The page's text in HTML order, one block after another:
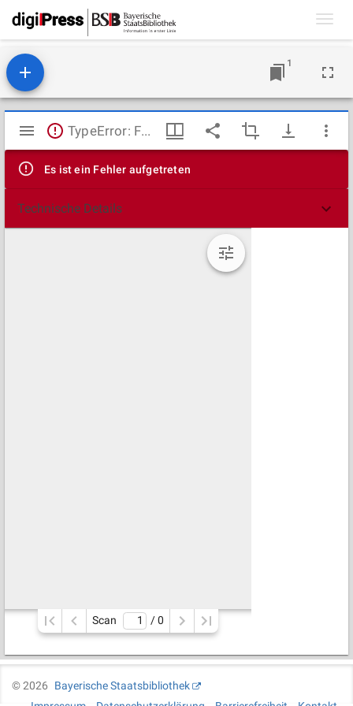
1
Mirador
Viewer
TypeError: Failed to fetch
Es ist ein Fehler aufgetreten
Technische Details
Scan / 0
©2026
Bayerische Staatsbibliothek